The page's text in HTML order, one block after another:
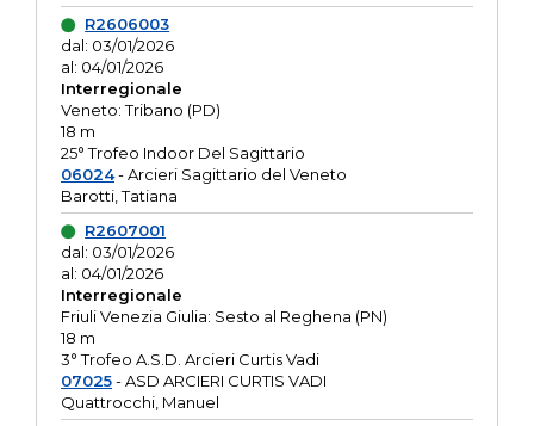
R2606003
dal: 03/01/2026
al: 04/01/2026
Interregionale
Veneto: Tribano (PD)
18 m
25° Trofeo Indoor Del Sagittario
06024- Arcieri Sagittario del Veneto
Barotti, Tatiana
R2607001
dal: 03/01/2026
al: 04/01/2026
Interregionale
Friuli Venezia Giulia: Sesto al Reghena (PN)
18 m
3° Trofeo A.S.D. Arcieri Curtis Vadi
07025- ASD ARCIERI CURTIS VADI
Quattrocchi, Manuel